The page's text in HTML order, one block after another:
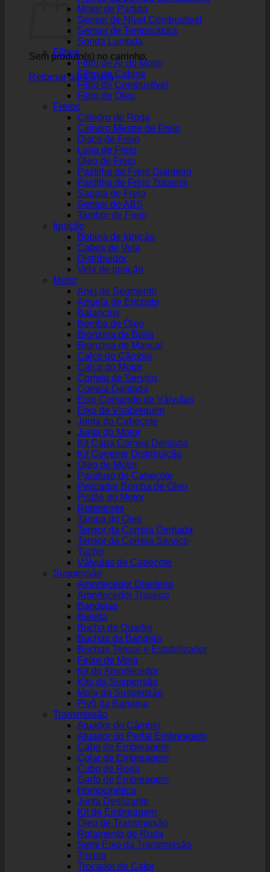
Sem produto(s) no carrinho.
Retornar para a loja
Motor de Partida
Sensor de Nível Combustível
Sensor de Temperatura
Sonda Lambda
Filtros
Filtro de Ar do Motor
Filtro de Cabine
Filtro de Combustível
Filtro de Óleo
Freios
Cilindro de Roda
Cilindro Mestre de Freio
Disco de Freio
Lona de Freio
Óleo de Freio
Pastilha de Freio Dianteiro
Pastilha de Freio Traseira
Sapata de Freio
Sensor do ABS
Tambor de Freio
Ignição
Bobina de Ignição
Cabos de Vela
Distribuidor
Vela de Ignição
Motor
Anel de Segmento
Arruela de Encosto
Balancins
Bomba de Óleo
Bronzina de Biela
Bronzina de Mancal
Calço do Câmbio
Calço do Motor
Correia de Serviço
Correia Dentada
Eixo Comando de Válvulas
Eixo de Virabrequim
Junta do Cabeçote
Junta do Motor
Kit Capa Correia Dentada
Kit Corrente Distribuição
Óleo de Motor
Parafuso de Cabeçote
Pescador Bomba de Óleo
Pistão do Motor
Retentores
Tampa do Óleo
Tensor da Correia Dentada
Tensor da Correia Serviço
Tucho
Válvulas de Cabeçote
Suspensão
Amortecedor Dianteiro
Amortecedor Traseiro
Bandejas
Bieleta
Bucha do Quadro
Buchas da Bandeja
Buchas Tensor e Estabilizador
Feixe de Mola
Kit do Amortecedor
Kits da Suspensão
Mola da Suspensão
Pivô da Bandeja
Transmissão
Atuador do Câmbio
Atuador do Pedal Embreagem
Cabo de Embreagem
Colar de Embreagem
Cubo de Roda
Garfo de Embreagem
Homocinética
Junta Deslizante
Kit de Embreagem
Óleo de Transmissão
Rolamento de Roda
Semi Eixo da Transmissão
Trizeta
Trocador de Calor